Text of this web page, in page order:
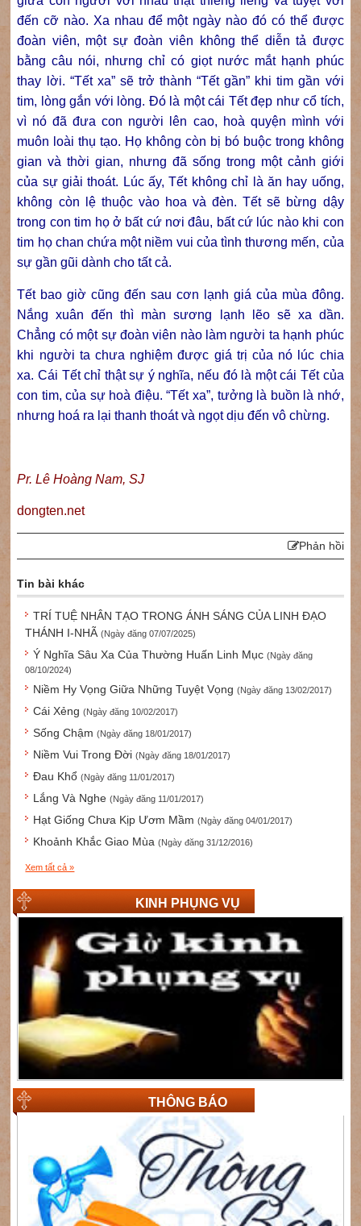
đến cỡ nào. Xa nhau để một ngày nào đó có thể được
đoàn viên, một sự đoàn viên không thể diễn tả được
bằng câu nói, nhưng chỉ có giọt nước mắt hạnh phúc
thay lời. “Tết xa” sẽ trở thành “Tết gần” khi tim gần với
tim, lòng gắn với lòng. Đó là một cái Tết đẹp như cổ tích,
vì nó đã đưa con người lên cao, hoà quyện mình với
muôn loài thụ tạo. Họ không còn bị bó buộc trong không
gian và thời gian, nhưng đã sống trong một cảnh giới
của sự giải thoát. Lúc ấy, Tết không chỉ là ăn hay uống,
không còn lệ thuộc vào hoa và đèn. Tết sẽ bừng dậy
trong con tim họ ở bất cứ nơi đâu, bất cứ lúc nào khi con
tim họ chan chứa một niềm vui của tình thương mến, của
sự gần gũi dành cho tất cả.
Tết bao giờ cũng đến sau cơn lạnh giá của mùa đông.
Nắng xuân đến thì màn sương lạnh lẽo sẽ xa dần.
Chẳng có một sự đoàn viên nào làm người ta hạnh phúc
khi người ta chưa nghiệm được giá trị của nó lúc chia
xa. Cái Tết chỉ thật sự ý nghĩa, nếu đó là một cái Tết của
con tim, của sự hoà điệu. “Tết xa”, tưởng là buồn là nhớ,
nhưng hoá ra lại thanh thoát và ngọt dịu đến vô chừng.
Pr. Lê Hoàng Nam, SJ
dongten.net
Phản hồi
Tin bài khác
TRÍ TUỆ NHÂN TẠO TRONG ÁNH SÁNG CỦA LINH ĐẠO
THÁNH I-NHÃ(Ngày đăng 07/07/2025)
Ý Nghĩa Sâu Xa Của Thường Huấn Linh Mục(Ngày đăng
08/10/2024)
Niềm Hy Vọng Giữa Những Tuyệt Vọng(Ngày đăng 13/02/2017)
Cái Xẻng(Ngày đăng 10/02/2017)
Sống Chậm(Ngày đăng 18/01/2017)
Niềm Vui Trong Đời(Ngày đăng 18/01/2017)
Đau Khổ(Ngày đăng 11/01/2017)
Lắng Và Nghe(Ngày đăng 11/01/2017)
Hạt Giống Chưa Kịp Ươm Mầm(Ngày đăng 04/01/2017)
Khoảnh Khắc Giao Mùa(Ngày đăng 31/12/2016)
Xem tất cả »
KINH PHỤNG VỤ
THÔNG BÁO